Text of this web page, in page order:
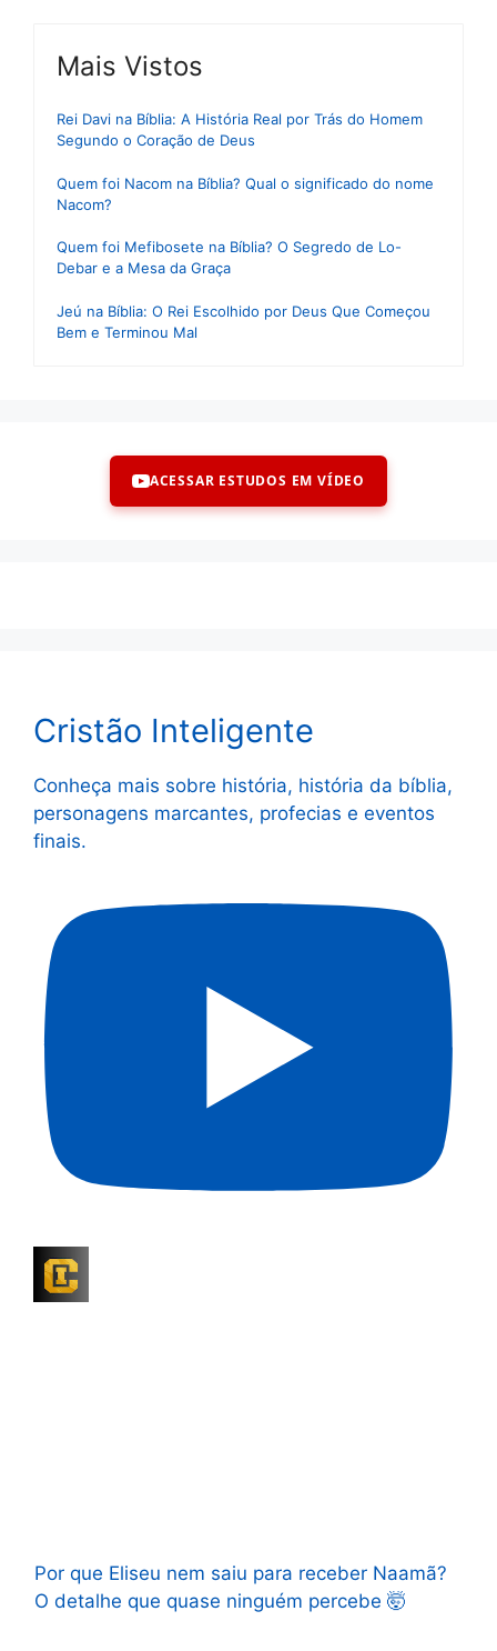
Mais Vistos
Rei Davi na Bíblia: A História Real por Trás do Homem
Segundo o Coração de Deus
Quem foi Nacom na Bíblia? Qual o significado do nome
Nacom?
Quem foi Mefibosete na Bíblia? O Segredo de Lo-
Debar e a Mesa da Graça
Jeú na Bíblia: O Rei Escolhido por Deus Que Começou
Bem e Terminou Mal
ACESSAR ESTUDOS EM VÍDEO
Cristão Inteligente
Conheça mais sobre história, história da bíblia,
personagens marcantes, profecias e eventos
finais.
Por que Eliseu nem saiu para receber Naamã?
O detalhe que quase ninguém percebe 🤯